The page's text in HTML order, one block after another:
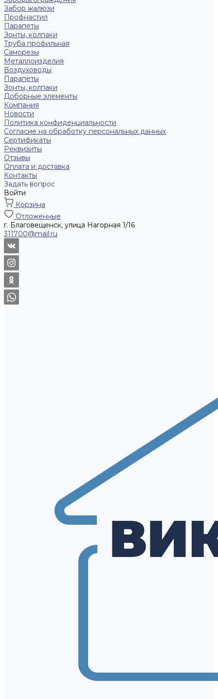
Забор жалюзи
Профнастил
Парапеты
Зонты, колпаки
Труба профильная
Саморезы
Металлоизделия
Воздуховоды
Парапеты
Зонты, колпаки
Доборные элементы
Компания
Новости
Политика конфиденциальности
Согласие на обработку персональных данных
Сертификаты
Реквизиты
Отзывы
Оплата и доставка
Контакты
Задать вопрос
Войти
Корзина
Отложенные
г. Благовещенск, улица Нагорная 1/16
311700@mail.ru